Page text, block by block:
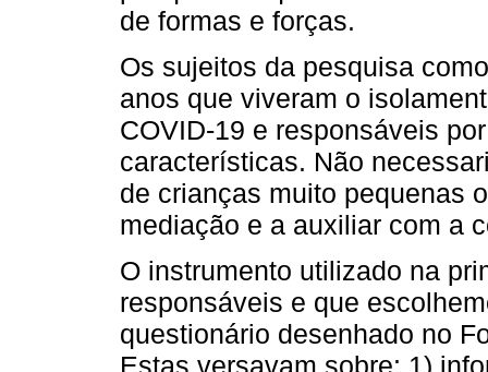
de formas e forças.
Os sujeitos da pesquisa
anos que viveram o
COVID-19 e responsáveis
características. Não
de crianças muito pequenas
mediação e a auxiliar com a
O instrumento utilizado na
responsáveis e que
questionário desenhado no
Estas versavam sobre: 1)